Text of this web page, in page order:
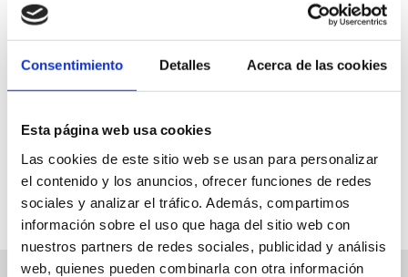
Consentimiento Detalles Acerca de las cookies
Esta página web usa cookies
Las cookies de este sitio web se usan para personalizar
el contenido y los anuncios, ofrecer funciones de redes
sociales y analizar el tráfico. Además, compartimos
información sobre el uso que haga del sitio web con
nuestros partners de redes sociales, publicidad y análisis
web, quienes pueden combinarla con otra información
Explanada cervantes, 4
Especialitat: Pizza amb mozzarella de búfala
Capacitat: 24